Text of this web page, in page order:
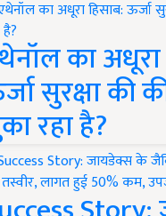
का अधूरा
सुरक्षा की
रहा है?